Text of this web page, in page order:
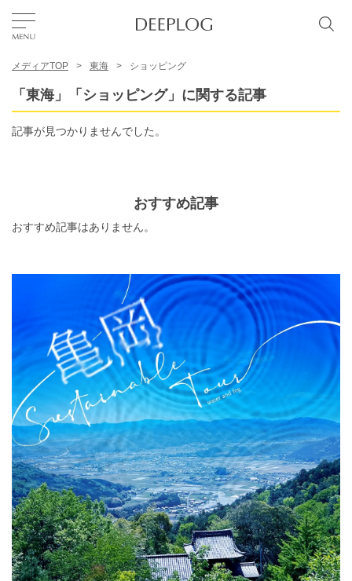
TOP
カテゴリー
日本語
DEEPLOGとは
プライバシーポリシー
お問い合わせ
運営会社
トラベルライター募集
メディアTOP 東海 ショッピング
「東海」「ショッピング」に関する記事
記事が見つかりませんでした。
おすすめ記事
おすすめ記事はありません。